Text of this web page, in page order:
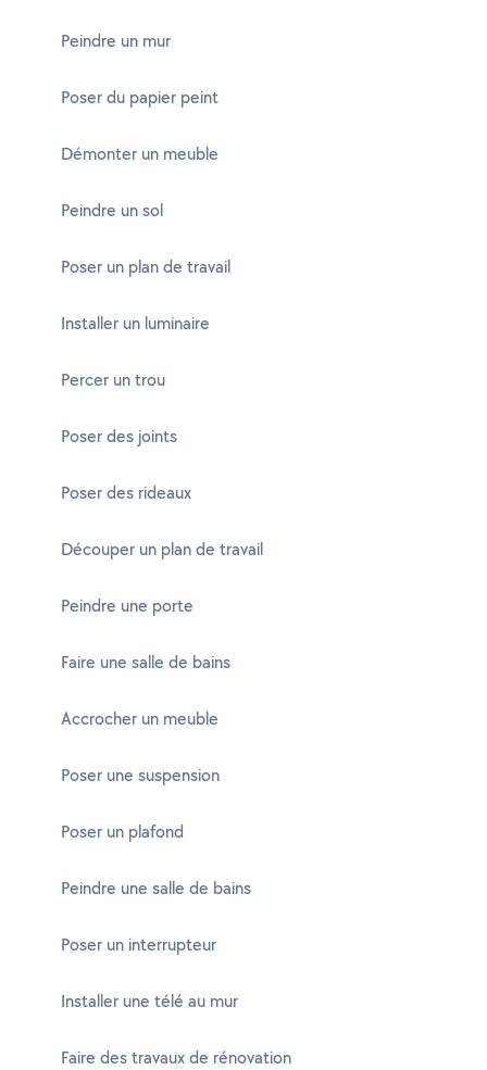
Peindre un mur
Poser du papier peint
Démonter un meuble
Peindre un sol
Poser un plan de travail
Installer un luminaire
Percer un trou
Poser des joints
Poser des rideaux
Découper un plan de travail
Peindre une porte
Faire une salle de bains
Accrocher un meuble
Poser une suspension
Poser un plafond
Peindre une salle de bains
Poser un interrupteur
Installer une télé au mur
Faire des travaux de rénovation